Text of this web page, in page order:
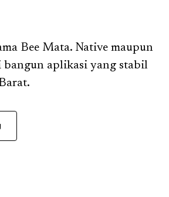
Bee Mata. Native maupun
bangun aplikasi yang stabil